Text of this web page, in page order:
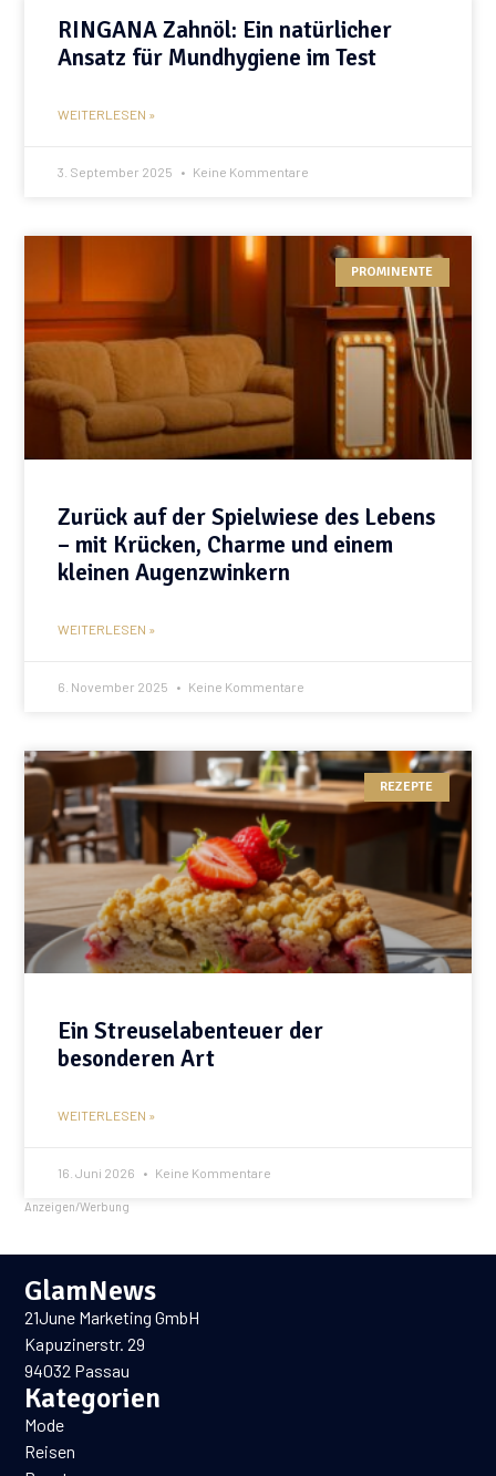
RINGANA Zahnöl: Ein natürlicher
Ansatz für Mundhygiene im Test
WEITERLESEN »
3. September 2025 Keine Kommentare
PROMINENTE
Zurück auf der Spielwiese des Lebens
– mit Krücken, Charme und einem
kleinen Augenzwinkern
WEITERLESEN »
6. November 2025 Keine Kommentare
REZEPTE
Ein Streuselabenteuer der
besonderen Art
WEITERLESEN »
16. Juni 2026 Keine Kommentare
Anzeigen/Werbung
GlamNews
21June Marketing GmbH
Kapuzinerstr. 29
94032 Passau
Kategorien
Mode
Reisen